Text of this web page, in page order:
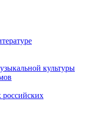
культуры
российских